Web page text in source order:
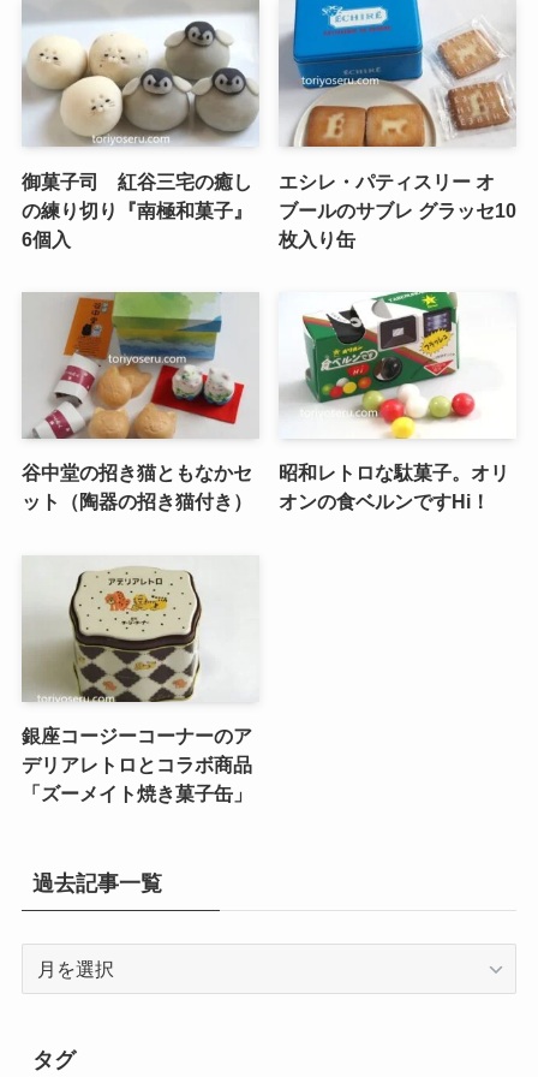
御菓子司 紅谷三宅の癒し
の練り切り『南極和菓子』
6個入
エシレ・パティスリー オ
ブールのサブレ グラッセ10
枚入り缶
谷中堂の招き猫ともなかセ
ット（陶器の招き猫付き）
昭和レトロな駄菓子。オリ
オンの食ベルンですHi！
銀座コージーコーナーのア
デリアレトロとコラボ商品
「ズーメイト焼き菓子缶」
過去記事一覧
タグ